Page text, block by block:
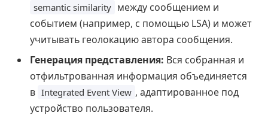
semantic similarity между сообщением и
событием (например, с помощью LSA) и может
учитывать геолокацию автора сообщения.
Генерация представления: Вся собранная и
отфильтрованная информация объединяется
в Integrated Event View , адаптированное под
устройство пользователя.